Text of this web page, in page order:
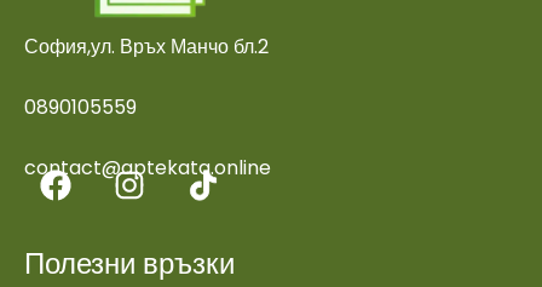
София,ул. Връх Манчо бл.2
0890105559
contact@aptekata.online
Полезни връзки